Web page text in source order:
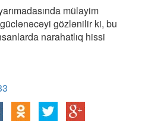
mülayim
gözlənilir ki, bu
narahatlıq hissi